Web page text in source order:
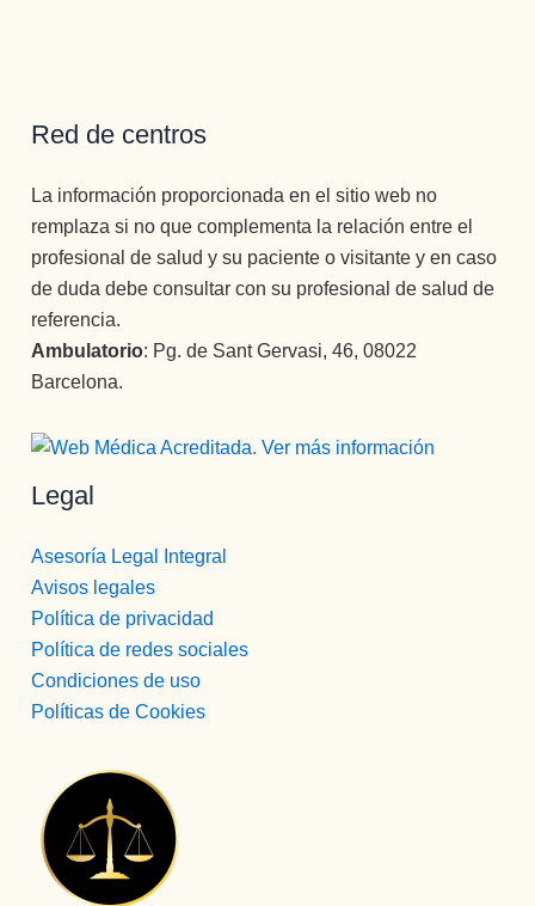
Red de centros
La información proporcionada en el sitio web no
remplaza si no que complementa la relación entre el
profesional de salud y su paciente o visitante y en caso
de duda debe consultar con su profesional de salud de
referencia.
Ambulatorio: Pg. de Sant Gervasi, 46, 08022
Barcelona.
Legal
Asesoría Legal Integral
Avisos legales
Política de privacidad
Política de redes sociales
Condiciones de uso
Políticas de Cookies